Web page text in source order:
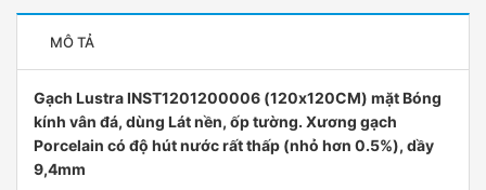
MÔ TẢ
Gạch Lustra INST1201200006 (120x120CM) mặt Bóng
kính vân đá, dùng Lát nền, ốp tường. Xương gạch
Porcelain có độ hút nước rất thấp (nhỏ hơn 0.5%), dầy
9,4mm